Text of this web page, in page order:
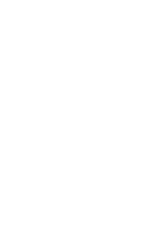
Transport routier
Pour les
transport routier
partenaire idéal.
transport